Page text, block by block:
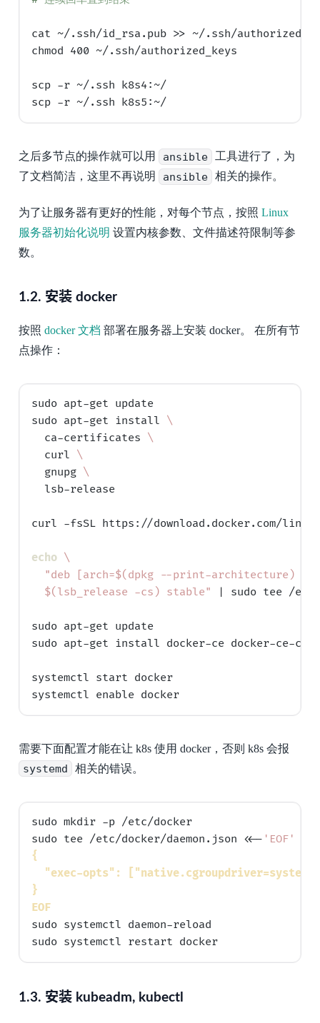
cat ~/.ssh/id_rsa.pub >> ~/.ssh/
chmod 400 ~/.ssh/authorized_keys
scp -r ~/.ssh k8s4:~/
之后多节点的操作就可以用 ansible
工具进行了，为
了文档简洁，这里不再说明
ansible 相关的操作。
为了让服务器有更好的性能，对每个节点，按照 Linux
服务器初始化说明 设置内核参数、文件描述符限制等参
数。
1.2. 安装 docker
按照 docker 文档 部署在服务器上安装 docker。 在所有节
点操作：
sudo apt-get update
sudo apt-get install \
  ca-certificates
\
  curl
\
  gnupg
\
  lsb-release
curl -fsSL https://download.docker.com/
echo \
"deb [arch=$( dpkg --print-architecture )
  $(
lsb_release -cs ) stable" | sudo tee /
sudo apt-get update
sudo apt-get install docker-ce docker-ce-cli
systemctl start docker
需要下面配置才能在让 k8s 使用 docker，否则 k8s 会报
systemd 相关的错误。
sudo mkdir -p /etc/docker
sudo tee /etc/docker/daemon.json <<- 'EOF'
{
"exec-opts":
}
EOF
sudo systemctl daemon-reload
1.3. 安装 kubeadm, kubectl